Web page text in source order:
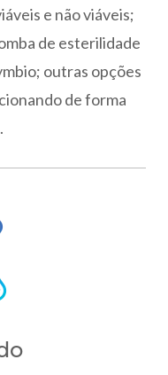
e não viáveis;
de esterilidade
outras opções
de forma